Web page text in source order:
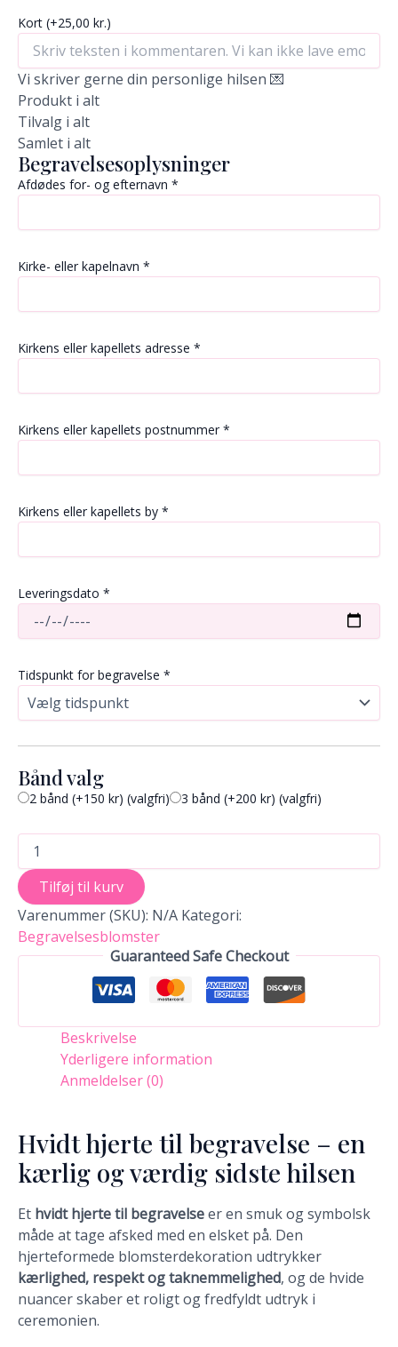
Kort (+25,00 kr.)
Vi skriver gerne din personlige hilsen 💌
Produkt i alt
Tilvalg i alt
Samlet i alt
Begravelsesoplysninger
Afdødes for- og efternavn *
Kirke- eller kapelnavn *
Kirkens eller kapellets adresse *
Kirkens eller kapellets postnummer *
Kirkens eller kapellets by *
Leveringsdato *
Tidspunkt for begravelse *
Bånd valg
2 bånd (+150 kr) (valgfri) 3 bånd (+200 kr) (valgfri)
Tilføj til kurv
Varenummer (SKU): N/A Kategori:
Begravelsesblomster
Guaranteed Safe Checkout
Beskrivelse
Yderligere information
Anmeldelser (0)
Hvidt hjerte til begravelse – en
kærlig og værdig sidste hilsen
Et hvidt hjerte til begravelseer en smuk og symbolsk
måde at tage afsked med en elsket på. Den
hjerteformede blomsterdekoration udtrykker
kærlighed, respekt og taknemmelighed, og de hvide
nuancer skaber et roligt og fredfyldt udtryk i
ceremonien.